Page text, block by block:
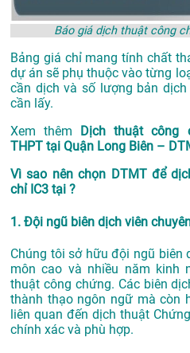
Báo giá dịch thuật công
Bảng giá chỉ mang tính chất
dự án sẽ phụ thuộc vào từng
cần dịch và số lượng bản
cần lấy.
Xem thêm
Dịch thuật công
THPT tại Quận Long Biên –
Vì sao nên chọn DTMT để
chỉ IC3 tại ?
1. Đội ngũ biên dịch viên
Chúng tôi sở hữu đội ngũ biên
môn cao và nhiều năm kinh
thuật công chứng. Các biên
thành thạo ngôn ngữ mà còn
liên quan đến dịch thuật
chính xác và phù hợp.